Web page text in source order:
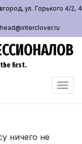
ул. Горького 4/2, 4
head@interclover.ru
first.
ничего не